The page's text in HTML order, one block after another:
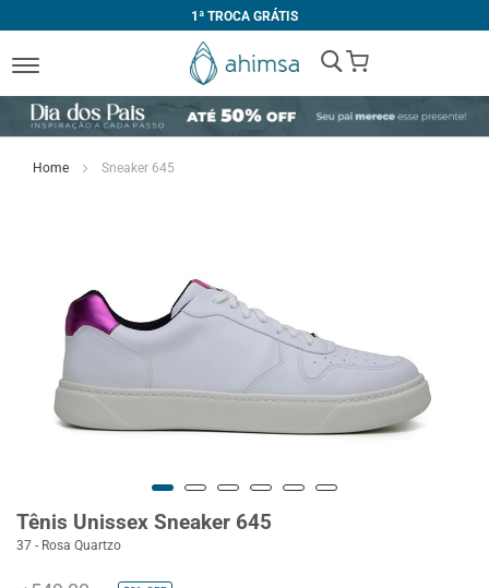
1ª TROCA GRÁTIS
My Cart
Home Sneaker 645
Tênis Unissex Sneaker 645
37 - Rosa Quartzo